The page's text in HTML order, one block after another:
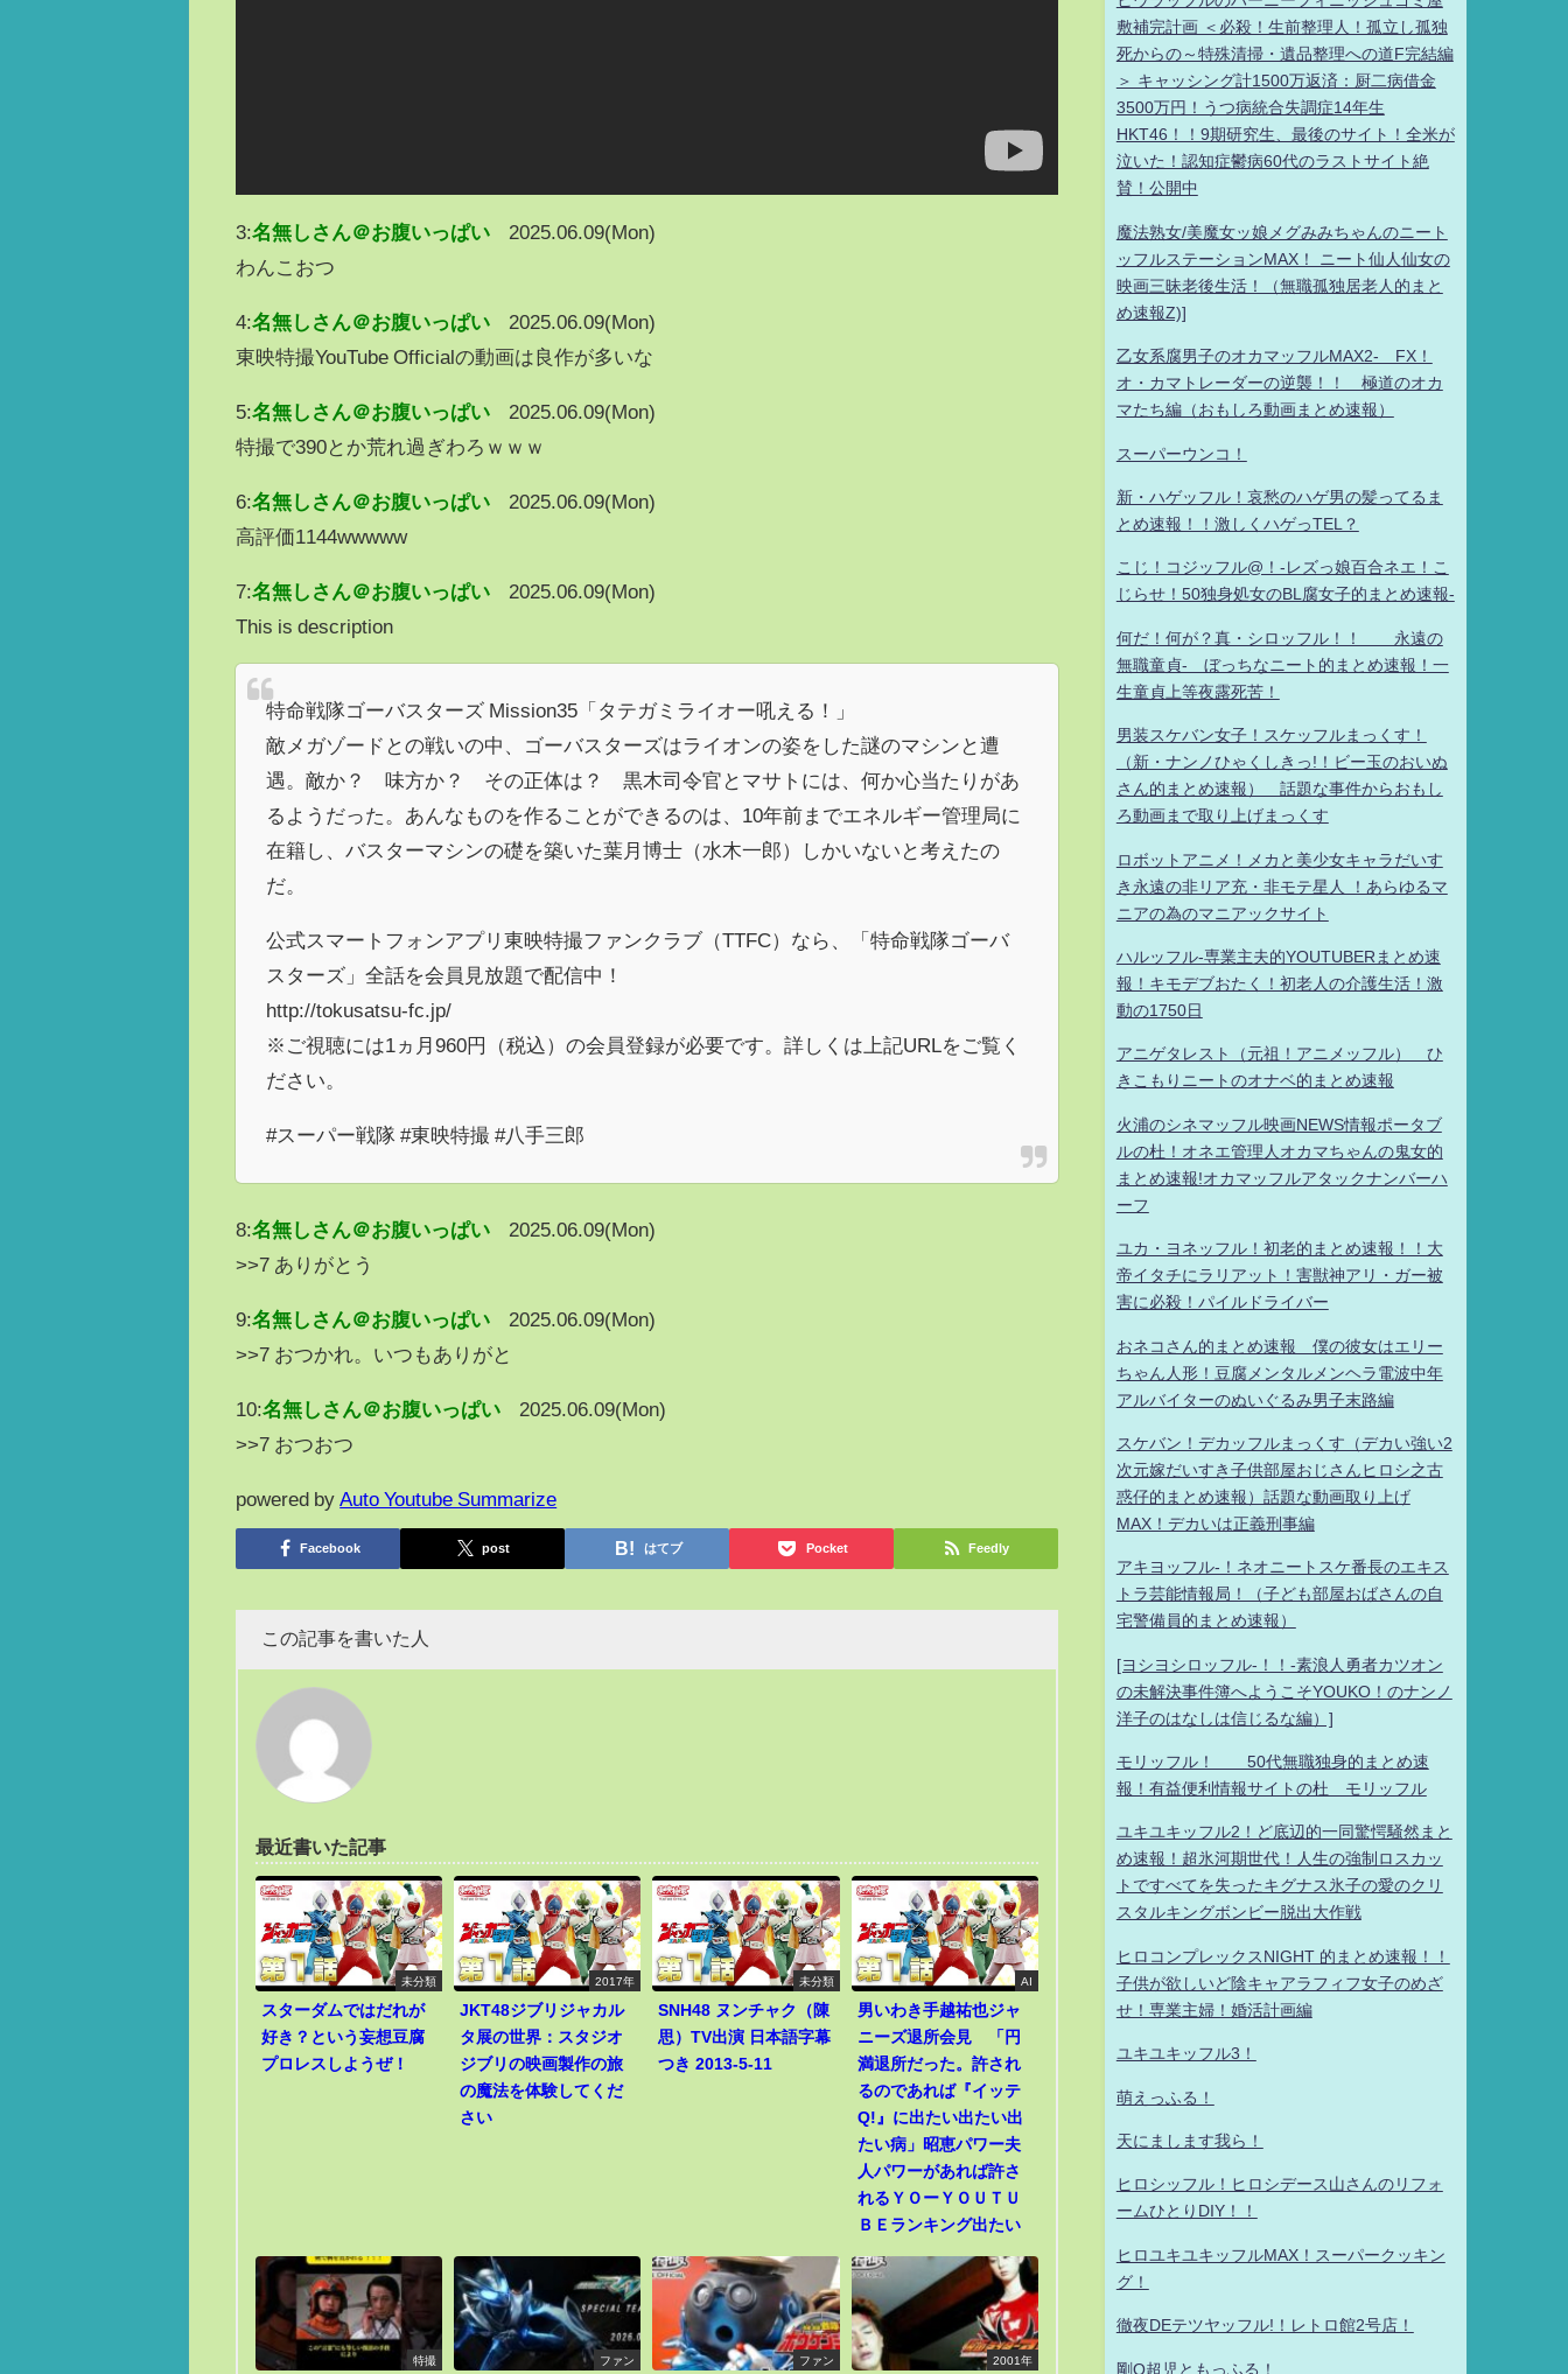
3:名無しさん＠お腹いっぱい
2025.06.09(Mon)
わんこおつ
4:名無しさん＠お腹いっぱい
2025.06.09(Mon)
東映特撮YouTube Officialの動画は良作が多いな
5:名無しさん＠お腹いっぱい
2025.06.09(Mon)
特撮で390とか荒れ過ぎわろｗｗｗ
6:名無しさん＠お腹いっぱい
2025.06.09(Mon)
高評価1144wwwww
7:名無しさん＠お腹いっぱい
2025.06.09(Mon)
This is description
特命戦隊ゴーバスターズ Mission35「タテガミライオー吼える！」
敵メガゾードとの戦いの中、ゴーバスターズはライオンの姿をした謎のマシンと遭
遇。敵か？ 味方か？ その正体は？ 黒木司令官とマサトには、何か心当たりがあ
るようだった。あんなものを作ることができるのは、10年前までエネルギー管理局に
在籍し、バスターマシンの礎を築いた葉月博士（水木一郎）しかいないと考えたの
だ。
公式スマートフォンアプリ東映特撮ファンクラブ（TTFC）なら、「特命戦隊ゴーバ
スターズ」全話を会員見放題で配信中！
http://tokusatsu-fc.jp/
※ご視聴には1ヵ月960円（税込）の会員登録が必要です。詳しくは上記URLをご覧く
ださい。
#スーパー戦隊 #東映特撮 #八手三郎
8:名無しさん＠お腹いっぱい
2025.06.09(Mon)
>>7 ありがとう
9:名無しさん＠お腹いっぱい
2025.06.09(Mon)
>>7 おつかれ。いつもありがと
10:名無しさん＠お腹いっぱい
2025.06.09(Mon)
>>7 おつおつ
powered by Auto Youtube Summarize
Facebook post はてブ Pocket Feedly
この記事を書いた人
最近書いた記事
未分類
スターダムではだれが
好き？という妄想豆腐
プロレスしようぜ！
2017年
JKT48ジブリジャカル
タ展の世界：スタジオ
ジブリの映画製作の旅
の魔法を体験してくだ
さい
未分類
SNH48 ヌンチャク（陳
思）TV出演 日本語字幕
つき 2013-5-11
AI
男いわき手越祐也ジャ
ニーズ退所会見 「円
満退所だった。許され
るのであれば『イッテ
Q!』に出たい出たい出
たい病」昭恵パワー夫
人パワーがあれば許さ
れるＹＯーＹＯＵＴＵ
ＢＥランキング出たい
特撮 ファン ファン 2001年
敷補完計画 ＜必殺！生前整理人！孤立し孤独
死からの～特殊清掃・遺品整理への道F完結編
＞ キャッシング計1500万返済：厨二病借金
3500万円！うつ病統合失調症14年生
HKT46！！9期研究生、最後のサイト！全米が
泣いた！認知症鬱病60代のラストサイト絶
賛！公開中
魔法熟女/美魔女ッ娘メグみみちゃんのニート
ッフルステーションMAX！ ニート仙人仙女の
映画三昧老後生活！（無職孤独居老人的まと
め速報Z)]
乙女系腐男子のオカマッフルMAX2- FX！
オ・カマトレーダーの逆襲！！ 極道のオカ
マたち編（おもしろ動画まとめ速報）
スーパーウンコ！
新・ハゲッフル！哀愁のハゲ男の髪ってるま
とめ速報！！激しくハゲっTEL？
こじ！コジッフル@！-レズっ娘百合ネエ！こ
じらせ！50独身処女のBL腐女子的まとめ速報-
何だ！何が？真・シロッフル！！ 永遠の
無職童貞- ぼっちなニート的まとめ速報！一
生童貞上等夜露死苦！
男装スケバン女子！スケッフルまっくす！
（新・ナンノひゃくしきっ!！ビー玉のおいぬ
さん的まとめ速報） 話題な事件からおもし
ろ動画まで取り上げまっくす
ロボットアニメ！メカと美少女キャラだいす
き永遠の非リア充・非モテ星人 ！あらゆるマ
ニアの為のマニアックサイト
ハルッフル-専業主夫的YOUTUBERまとめ速
報！キモデブおたく！初老人の介護生活！激
動の1750日
アニゲタレスト（元祖！アニメッフル） ひ
きこもりニートのオナベ的まとめ速報
火浦のシネマッフル映画NEWS情報ポータブ
ルの杜！オネエ管理人オカマちゃんの鬼女的
まとめ速報!オカマッフルアタックナンバーハ
ーフ
ユカ・ヨネッフル！初老的まとめ速報！！大
帝イタチにラリアット！害獣神アリ・ガー被
害に必殺！パイルドライバー
おネコさん的まとめ速報 僕の彼女はエリー
ちゃん人形！豆腐メンタルメンヘラ電波中年
アルバイターのぬいぐるみ男子末路編
スケバン！デカッフルまっくす（デカい強い2
次元嫁だいすき子供部屋おじさんヒロシ之古
惑仔的まとめ速報）話題な動画取り上げ
MAX！デカいは正義刑事編
アキヨッフル-！ネオニートスケ番長のエキス
トラ芸能情報局！（子ども部屋おばさんの自
宅警備員的まとめ速報）
[ヨシヨシロッフル-！！-素浪人勇者カツオン
の未解決事件簿へようこそYOUKO！のナンノ
洋子のはなしは信じるな編）]
モリッフル！ 50代無職独身的まとめ速
報！有益便利情報サイトの杜 モリッフル
ユキユキッフル2！ど底辺的一同驚愕騒然まと
め速報！超氷河期世代！人生の強制ロスカッ
トですべてを失ったキグナス氷子の愛のクリ
スタルキングボンビー脱出大作戦
ヒロコンプレックスNIGHT 的まとめ速報！！
子供が欲しいど陰キャアラフィフ女子のめざ
せ！専業主婦！婚活計画編
ユキユキッフル3！
萌えっふる！
天にまします我ら！
ヒロシッフル！ヒロシデース山さんのリフォ
ームひとりDIY！！
ヒロユキユキッフルMAX！スーパークッキン
グ！
徹夜DEテツヤッフル!！レトロ館2号店！
剛Q超児ともっふる！